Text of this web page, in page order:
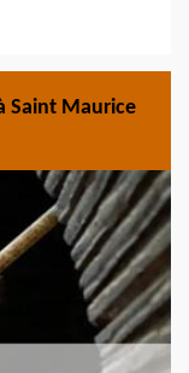
Saint Maurice